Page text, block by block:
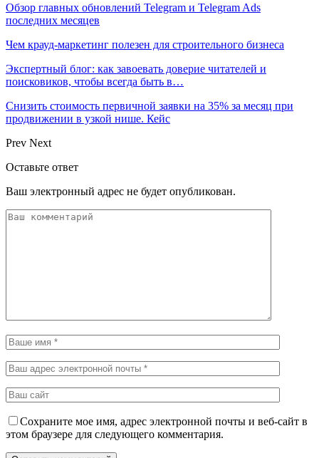
Обзор главных обновлений Telegram и Telegram Ads
последних месяцев
Чем крауд-маркетинг полезен для строительного бизнеса
Экспертный блог: как завоевать доверие читателей и
поисковиков, чтобы всегда быть в…
Снизить стоимость первичной заявки на 35% за месяц при
продвижении в узкой нише. Кейс
Prev Next
Оставьте ответ
Ваш электронный адрес не будет опубликован.
Сохраните мое имя, адрес электронной почты и веб-сайт в
этом браузере для следующего комментария.